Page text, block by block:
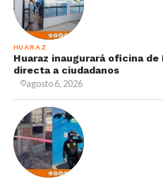
HUARAZ
Huaraz inaugurará oficina
directa a ciudadanos
agosto 6, 2026